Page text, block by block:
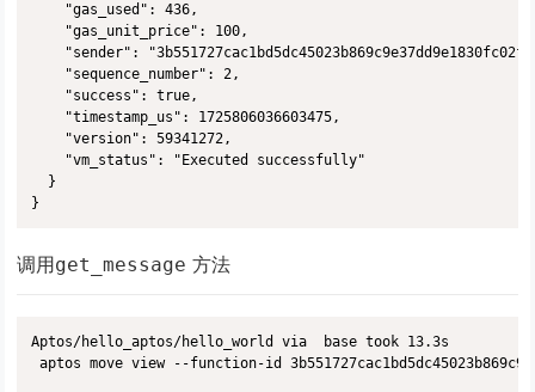
    "gas_used": 436,
    "gas_unit_price": 100,
"sender":
    "sequence_number": 2,
    "success": true,
    "timestamp_us": 1725806036603475,
    "version": 59341272,
    "vm_status": "Executed successfully"
  }
调用get_message 方法
Aptos/hello_aptos/hello_world via  base took 13.3s
aptos move view --function-id